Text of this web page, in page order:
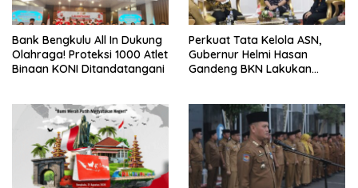
Bank Bengkulu All In Dukung
Olahraga! Proteksi 1000 Atlet
Binaan KONI Ditandatangani
Perkuat Tata Kelola ASN,
Gubernur Helmi Hasan
Gandeng BKN Lakukan